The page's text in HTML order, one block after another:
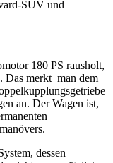
SUV und
180 PS rausholt,
Das merkt man dem
an. Der Wagen ist,
dessen